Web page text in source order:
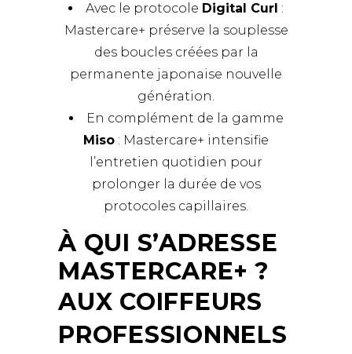
Avec le protocole Digital Curl :
Mastercare+ préserve la souplesse
des boucles créées par la
permanente japonaise nouvelle
génération.
En complément de la gamme
Miso : Mastercare+ intensifie
l’entretien quotidien pour
prolonger la durée de vos
protocoles capillaires.
À QUI S’ADRESSE
MASTERCARE+ ?
AUX COIFFEURS
PROFESSIONNELS